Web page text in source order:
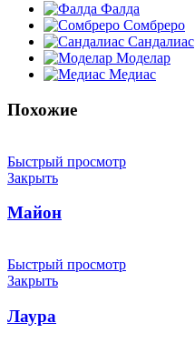
Фалда
Сомбреро
Сандалиас
Моделар
Медиас
Похожие
Быстрый просмотр
Закрыть
Майон
Быстрый просмотр
Закрыть
Лаура